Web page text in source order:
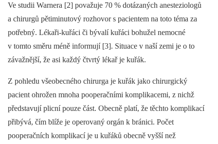
Ve studii Warnera [2] považuje 70 % dotázaných anesteziologů
a chirurgů pětiminutový rozhovor s pacientem na toto téma za
potřebný. Lékaři-kuřáci či bývalí kuřáci bohužel nemocné
v tomto směru méně informují [3]. Situace v naší zemi je o to
závažnější, že asi každý čtvrtý lékař je kuřák.
Z pohledu všeobecného chirurga je kuřák jako chirurgický
pacient ohrožen mnoha pooperačními komplikacemi, z nichž
představují plicní pouze část. Obecně platí, že těchto komplikací
přibývá, čím blíže je operovaný orgán k bránici. Počet
pooperačních komplikací je u kuřáků obecně vyšší než